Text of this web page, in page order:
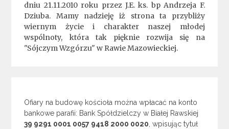
dniu 21.11.2010 roku przez J.E. ks. bp Andrzeja F.
Dziuba. Mamy nadzieję iż strona ta przybliży
wiernym życie i charakter naszej młodej
wspólnoty, która tak pięknie rozwija się na
"Sójczym Wzgórzu" w Rawie Mazowieckiej.
Ofiary na budowę kościoła można wpłacać na konto
bankowe parafii: Bank Spółdzielczy w Białej Rawskiej
39 9291 0001 0057 9418 2000 0020, wpisując tytuł